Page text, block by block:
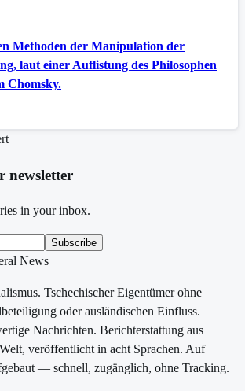
Methoden der Manipulation der
laut einer Auflistung des Philosophen
Chomsky.
newsletter
in your inbox.
Subscribe
Tschechischer Eigentümer ohne
oder ausländischen Einfluss.
Nachrichten. Berichterstattung aus
veröffentlicht in acht Sprachen. Auf
— schnell, zugänglich, ohne Tracking.